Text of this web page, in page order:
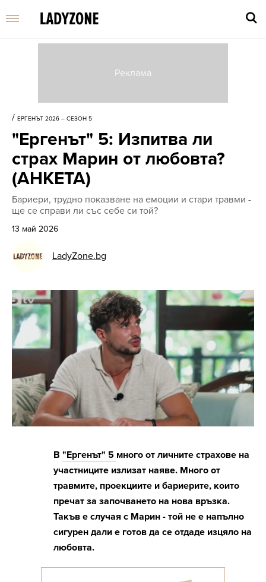
/ ЕРГЕНЪТ 2026 – СЕЗОН 5
"Ергенът" 5: Изпитва ли
страх Марин от любовта?
(АНКЕТА)
Бариери, трудно показване на емоции и стари травми -
ще се справи ли със себе си той?
13 май 2026
LadyZone.bg
В "Ергенът" 5 много от личните страхове на
участниците излизат наяве. Много от
травмите, проекциите и бариерите, които
пречат за започването на нова връзка.
Такъв е случая с Марин - той не е напълно
сигурен дали е готов да се отдаде изцяло на
любовта.